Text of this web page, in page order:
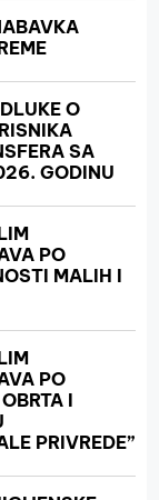
O
SA
GODINU
PO
MALIH I
PO
I
PRIVREDE”